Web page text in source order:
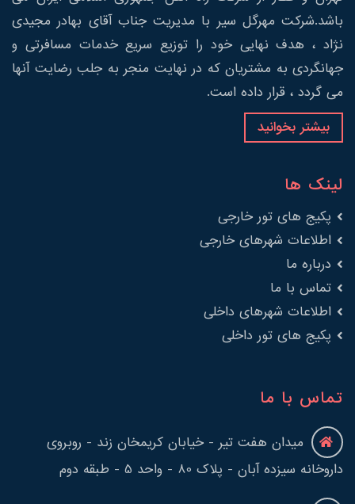
باشد.شرکت مهرگل سیر با مدیریت جناب آقای بهادر مجیدی
نژاد ، هدف نهایی خود را توزیع سریع خدمات مسافرتی و
جهانگردی به مشتریان که در نهایت منجر به جلب رضایت آنها
می گردد ، قرار داده است.
بیشتر بخوانید
لینک ها
پکیج های تور خارجی
اطلاعات شهرهای خارجی
درباره ما
تماس با ما
اطلاعات شهرهای داخلی
پکیج های تور داخلی
تماس با ما
میدان هفت تیر - خیابان کریمخان زند - روبروی
داروخانه سیزده آبان - پلاک 80 - واحد 5 - طبقه دوم